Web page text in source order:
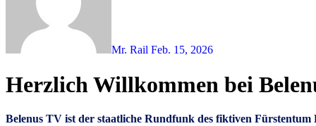
Mr. Rail Feb. 15, 2026
Herzlich Willkommen bei
Belenus TV ist der staatliche Rundfunk des fiktiven